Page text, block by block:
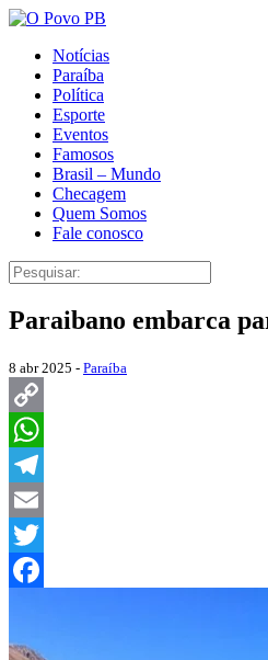
Notícias
Paraíba
Política
Esporte
Eventos
Famosos
Brasil – Mundo
Checagem
Quem Somos
Fale conosco
Paraibano embarca
8 abr 2025 - Paraíba
Copy
Link
WhatsApp
Telegram
Email
Twitter